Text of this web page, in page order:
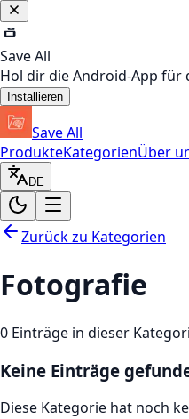
Save All
Hol dir die Android-App für
Installieren
Save All
ProdukteKategorienÜber
DE
Zurück zu Kategorien
Fotografie
0 Einträge in dieser
Keine Einträge
Diese Kategorie hat noch